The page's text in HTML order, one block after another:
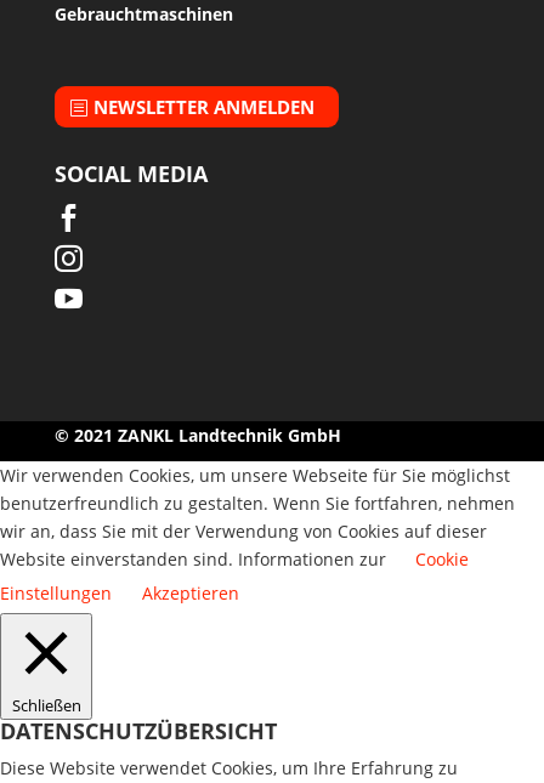
Gebrauchtmaschinen
NEWSLETTER ANMELDEN
SOCIAL MEDIA



© 2021 ZANKL Landtechnik GmbH
Wir verwenden Cookies, um unsere Webseite für Sie möglichst
benutzerfreundlich zu gestalten. Wenn Sie fortfahren, nehmen
wir an, dass Sie mit der Verwendung von Cookies auf dieser
Website einverstanden sind. Informationen zur
Cookie
Einstellungen
Akzeptieren
Schließen
DATENSCHUTZÜBERSICHT
Diese Website verwendet Cookies, um Ihre Erfahrung zu